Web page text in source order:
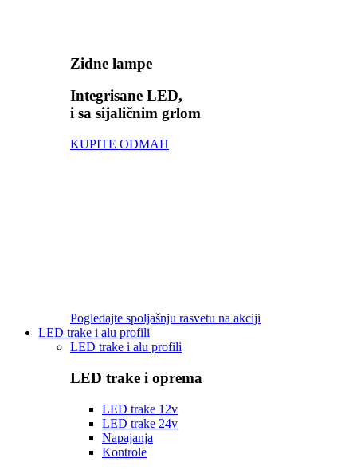
Zidne lampe
Integrisane LED,
i sa sijaličnim grlom
KUPITE ODMAH
Pogledajte spoljašnju rasvetu na akciji
LED trake i alu profili
LED trake i alu profili
LED trake i oprema
LED trake 12v
LED trake 24v
Napajanja
Kontrole